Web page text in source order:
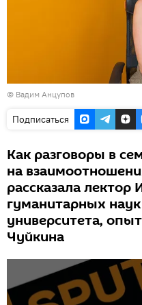
© Вадим Анцупов
Подписаться
Как разговоры в
на
рассказала лектор
гуманитарных
университета,
Чуйкина